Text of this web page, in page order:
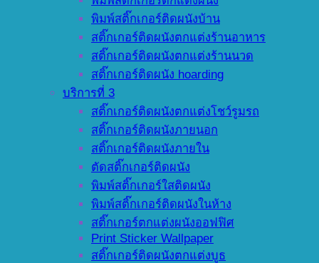
พิมพ์สติ๊กเกอร์ติดผนังบ้าน
สติ๊กเกอร์ติดผนังตกแต่งร้านอาหาร
สติ๊กเกอร์ติดผนังตกแต่งร้านนวด
สติ๊กเกอร์ติดผนัง hoarding
บริการที่ 3
สติ๊กเกอร์ติดผนังตกแต่งโชว์รูมรถ
สติ๊กเกอร์ติดผนังภายนอก
สติ๊กเกอร์ติดผนังภายใน
ตัดสติ๊กเกอร์ติดผนัง
พิมพ์สติ๊กเกอร์ใสติดผนัง
พิมพ์สติ๊กเกอร์ติดผนังในห้าง
สติ๊กเกอร์ตกแต่งผนังออฟฟิศ
Print Sticker Wallpaper
สติ๊กเกอร์ติดผนังตกแต่งบูธ